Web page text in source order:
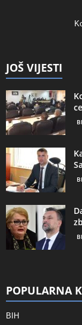
JOŠ VIJESTI
POPULARNA
BIH